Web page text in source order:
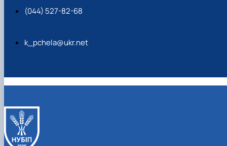
(044) 527-82-68
k_pchela@ukr.net